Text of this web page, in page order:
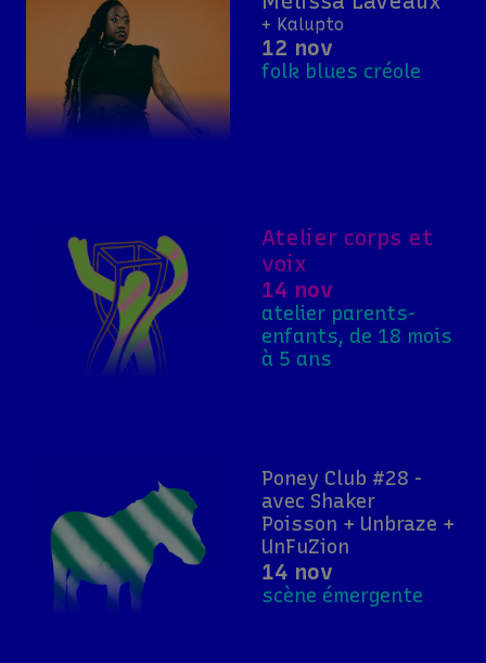
+ Kalupto
12 nov
folk blues créole
Atelier corps et
voix
14 nov
atelier parents-
enfants, de 18 mois
à 5 ans
Poney Club #28 -
avec Shaker
Poisson + Unbraze +
UnFuZion
14 nov
scène émergente